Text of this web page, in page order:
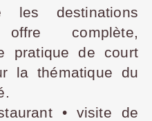
les destinations
complète,
pratique de court
la thématique du
• visite de